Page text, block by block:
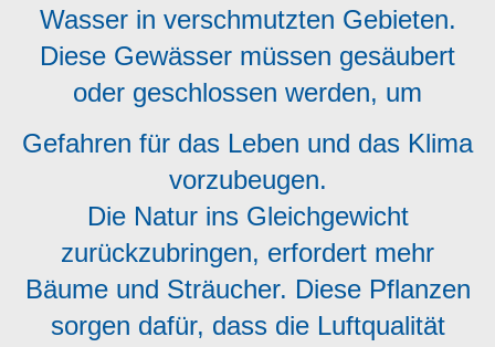
Wasser in verschmutzten Gebieten.
Diese Gewässer müssen gesäubert
oder geschlossen werden, um
Gefahren für das Leben und das Klima
vorzubeugen.
Die Natur ins Gleichgewicht
zurückzubringen, erfordert mehr
Bäume und Sträucher. Diese Pflanzen
sorgen dafür, dass die Luftqualität